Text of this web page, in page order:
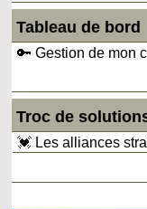
Tableau de bord
🔑 Gestion de mon
Troc de
💓 Les alliances